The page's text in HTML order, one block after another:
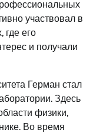
участвовал в
где его
и получали
Герман стал
Здесь
физики,
Во время